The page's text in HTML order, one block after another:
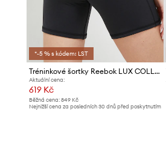
*-5 % s kódem: LST
Tréninkové šortky Reebok LUX COLLECTION
Aktuální cena:
619 Kč
Běžná cena: 849 Kč
Nejnižší cena za posledních 30 dnů před poskytnutím